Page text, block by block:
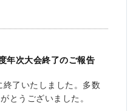
年次大会終了のご報告
了いたしました。多数
とうございました。